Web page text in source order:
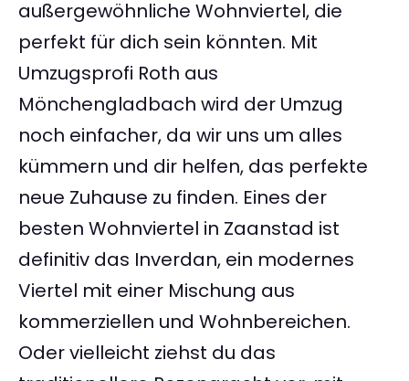
außergewöhnliche Wohnviertel, die
perfekt für dich sein könnten. Mit
Umzugsprofi Roth aus
Mönchengladbach wird der Umzug
noch einfacher, da wir uns um alles
kümmern und dir helfen, das perfekte
neue Zuhause zu finden. Eines der
besten Wohnviertel in Zaanstad ist
definitiv das Inverdan, ein modernes
Viertel mit einer Mischung aus
kommerziellen und Wohnbereichen.
Oder vielleicht ziehst du das